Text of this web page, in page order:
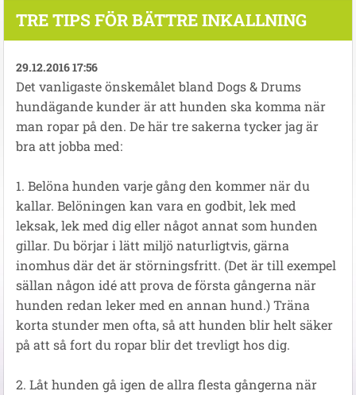
TRE TIPS FÖR BÄTTRE INKALLNING
29.12.2016 17:56
Det vanligaste önskemålet bland Dogs & Drums
hundägande kunder är att hunden ska komma när
man ropar på den. De här tre sakerna tycker jag är
bra att jobba med:
1. Belöna hunden varje gång den kommer när du
kallar. Belöningen kan vara en godbit, lek med
leksak, lek med dig eller något annat som hunden
gillar. Du börjar i lätt miljö naturligtvis, gärna
inomhus där det är störningsfritt. (Det är till exempel
sällan någon idé att prova de första gångerna när
hunden redan leker med en annan hund.) Träna
korta stunder men ofta, så att hunden blir helt säker
på att så fort du ropar blir det trevligt hos dig.
2. Låt hunden gå igen de allra flesta gångerna när